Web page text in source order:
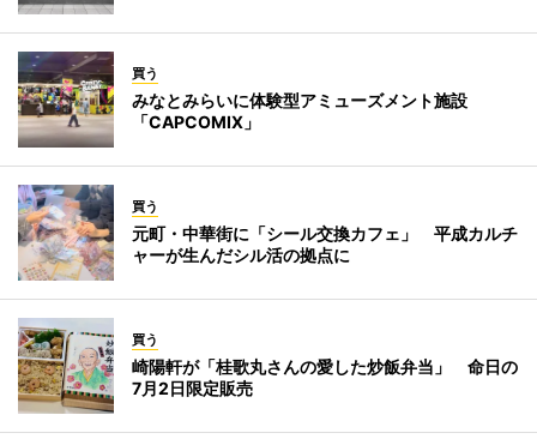
買う
みなとみらいに体験型アミューズメント施設
「CAPCOMIX」
買う
元町・中華街に「シール交換カフェ」 平成カルチ
ャーが生んだシル活の拠点に
買う
崎陽軒が「桂歌丸さんの愛した炒飯弁当」 命日の
7月2日限定販売